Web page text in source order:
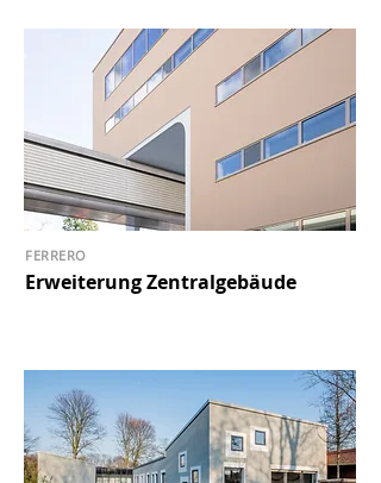
Erweiterung Zentralgebäude
FERRERO